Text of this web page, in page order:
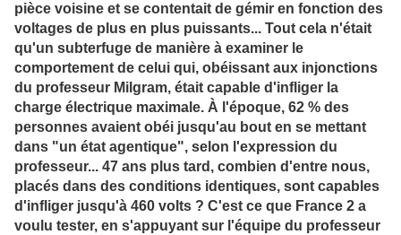
pièce voisine et se contentait de gémir en fonction des
voltages de plus en plus puissants... Tout cela n'était
qu'un subterfuge de manière à examiner le
comportement de celui qui, obéissant aux injonctions
du professeur Milgram, était capable d'infliger la
charge électrique maximale. À l'époque, 62 % des
personnes avaient obéi jusqu'au bout en se mettant
dans "un état agentique", selon l'expression du
professeur... 47 ans plus tard, combien d'entre nous,
placés dans des conditions identiques, sont capables
d'infliger jusqu'à 460 volts ? C'est ce que France 2 a
voulu tester, en s'appuyant sur l'équipe du professeur